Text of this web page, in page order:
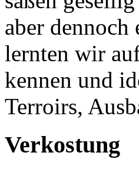
aber
lernten wir
kennen und
Terroirs,
Verkostung